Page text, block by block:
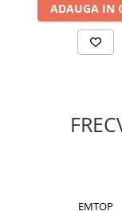
ADAUGA IN
EMTOP